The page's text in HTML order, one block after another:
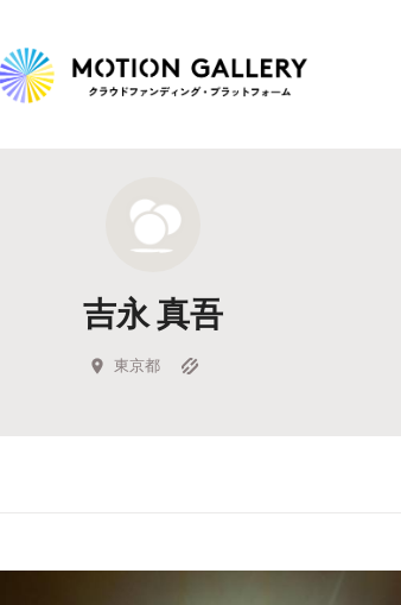
新着プロジェクト
Feature
キュレーターから探す
吉永 真吾
東京都